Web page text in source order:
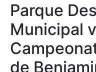
Parque
Municipal
de